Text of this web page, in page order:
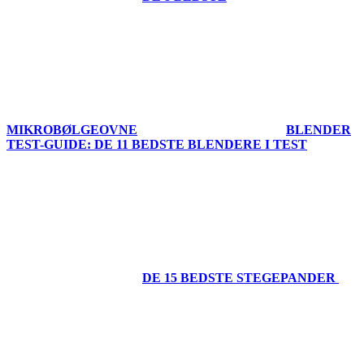
MIKROBØLGEOVNE
BLENDER
TEST-GUIDE: DE 11 BEDSTE BLENDERE I TEST
DE 15 BEDSTE STEGEPANDER